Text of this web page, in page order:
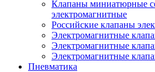
Клапаны миниатюрные
электромагнитные
Российские клапаны
Электромагнитные
Электромагнитные
Электромагнитные
Пневматика